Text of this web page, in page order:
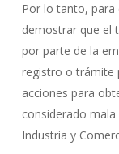
Por lo tanto, para
demostrar que el
por parte de la
registro o trámite
acciones para
considerado
Industria y